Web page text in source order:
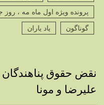
پرونده ویژه اول ماه مه ، روز
گوناگون
یاد یاران
نقض حقوق پناهندگان
علیرضا و مونا